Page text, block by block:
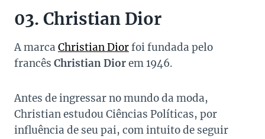
03. Christian Dior
A marca Christian Diorfoi fundada pelo
francês Christian Diorem 1946.
Antes de ingressar no mundo da moda,
Christian estudou Ciências Políticas, por
influência de seu pai, com intuito de seguir